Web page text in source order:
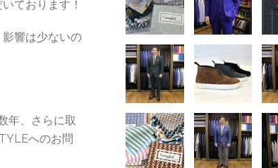
ております！
響は少ないの
年、さらに取
へのお問